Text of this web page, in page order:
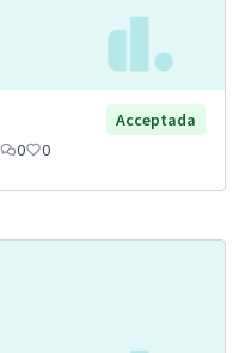
Acceptada
0 0